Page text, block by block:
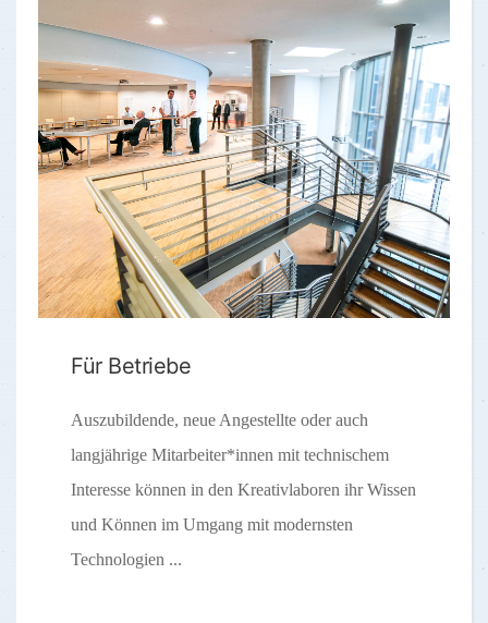
Für Betriebe
Auszubildende, neue Angestellte oder auch
langjährige Mitarbeiter*innen mit technischem
Interesse können in den Kreativlaboren ihr Wissen
und Können im Umgang mit modernsten
Technologien ...